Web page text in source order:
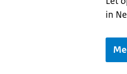
in